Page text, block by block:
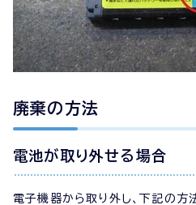
廃棄の方法
電池が取り外せる場合
電子機器から取り外し、下記の方